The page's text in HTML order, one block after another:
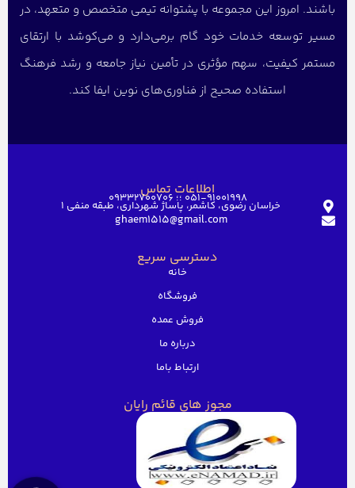
باشند. امروز این مجموعه با پشتوانه تیمی متخصص و متعهد، در
مسیر توسعه خدمات خود گام برمی‌دارد و می‌کوشد با ارتقای
مستمر کیفیت، سهم مؤثری در تأمین نیاز جامعه و رشد فرهنگ
استفاده صحیح از فناوری‌های نوین ایفا کند.
اطلاعات تماس051-91001998 ؛؛ 09332700706
خراسان رضوی، کاشمر، پاساژ شهرداری، طبقه منفی ۱
ghaem1515@gmail.com
دسترسی سریع
خانه
فروشگاه
فروش عمده
درباره ما
ارتباط باما
مجوز های قائم رایان